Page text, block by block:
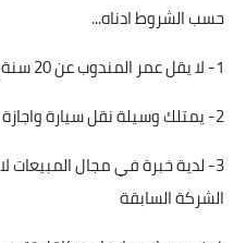
حسب الشروط ادناه...
1- لا يقل عمر المندوب عن 20 سنة ولا يزيد عن 35 سنة
2- يمتلك وسيلة نقل سيارة واجازة سوق
3- لدية خبرة في مجال
الشركة السابقة